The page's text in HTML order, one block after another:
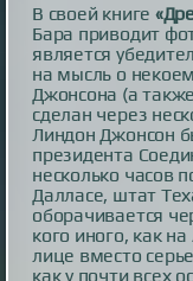
В своей книге
Бара приводит
является
на мысль о
Джонсона (а
сделан через
Линдон Джонсон
президента
несколько часов
Далласе, штат
оборачивается
кого иного, как
лице вместо
как у почти всех